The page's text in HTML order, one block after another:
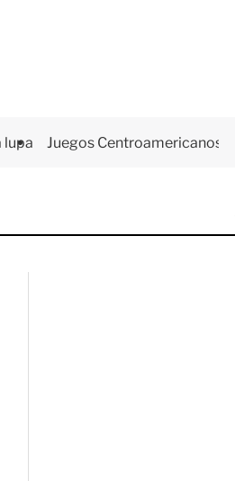
lupa Juegos Centroamericanos